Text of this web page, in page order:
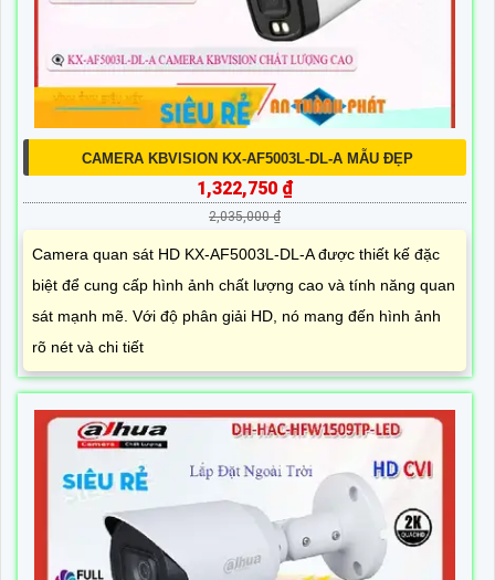
CAMERA KBVISION KX-AF5003L-DL-A MẪU ĐẸP
1,322,750 ₫
2,035,000 ₫
Camera quan sát HD KX-AF5003L-DL-A được thiết kế đặc
biệt để cung cấp hình ảnh chất lượng cao và tính năng quan
sát mạnh mẽ. Với độ phân giải HD, nó mang đến hình ảnh
rõ nét và chi tiết